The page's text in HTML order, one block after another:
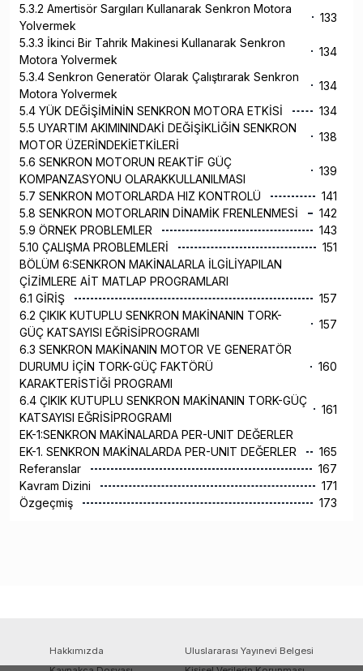
5.3.2 Amertisör Sargıları Kullanarak Senkron Motora
Yolvermek
133
5.3.3 İkinci Bir Tahrik Makinesi Kullanarak Senkron
Motora Yolvermek
134
5.3.4 Senkron Generatör Olarak Çalıştırarak Senkron
Motora Yolvermek
134
5.4 YÜK DEĞİŞİMİNİN SENKRON MOTORA ETKİSİ
134
5.5 UYARTIM AKIMININDAKİ DEĞİŞİKLİĞİN SENKRON
MOTOR ÜZERİNDEKİETKİLERİ
138
5.6 SENKRON MOTORUN REAKTİF GÜÇ
KOMPANZASYONU OLARAKKULLANILMASI
139
5.7 SENKRON MOTORLARDA HIZ KONTROLÜ
141
5.8 SENKRON MOTORLARIN DİNAMİK FRENLENMESİ
142
5.9 ÖRNEK PROBLEMLER
143
5.10 ÇALIŞMA PROBLEMLERİ
151
BÖLÜM 6:SENKRON MAKİNALARLA İLGİLİYAPILAN
ÇİZİMLERE AİT MATLAP PROGRAMLARI
6.1 GİRİŞ
157
6.2 ÇIKIK KUTUPLU SENKRON MAKİNANIN TORK-
GÜÇ KATSAYISI EĞRİSİPROGRAMI
157
6.3 SENKRON MAKİNANIN MOTOR VE GENERATÖR
DURUMU İÇİN TORK-GÜÇ FAKTÖRÜ
KARAKTERİSTİĞİ PROGRAMI
160
6.4 ÇIKIK KUTUPLU SENKRON MAKİNANIN TORK-GÜÇ
KATSAYISI EĞRİSİPROGRAMI
161
EK-1:SENKRON MAKİNALARDA PER-UNIT DEĞERLER
EK-1. SENKRON MAKİNALARDA PER-UNIT DEĞERLER
165
Referanslar
167
Kavram Dizini
171
Özgeçmiş
173
Hakkımızda
Uluslararası Yayınevi Belgesi